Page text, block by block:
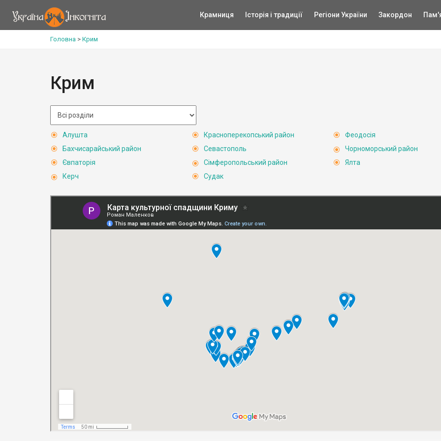
Крамниця Історія і традиції Регіони України Закордон
Головна > Крим
Крим
Алушта
Бахчисарайський район
Євпаторія
Керч
Красноперекопський район
Севастополь
Сімферопольський район
Судак
Феодосія
Чорноморський район
Ялта